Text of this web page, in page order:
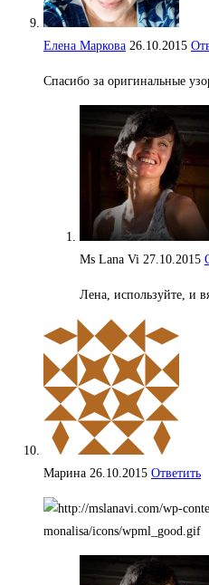
Елена Маркова 26.10.2015
Спасибо за оригинальные
Ms Lana Vi 27.10.2015
Лена, используйте, и
Марина 26.10.2015 Ответить